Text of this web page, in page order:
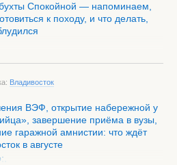
Спокойной — напоминаем,
к походу, и что делать,
Владивосток
ВЭФ, открытие набережной у
завершение приёма в вузы,
гаражной амнистии: что ждёт
в августе